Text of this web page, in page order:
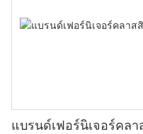
แบรนด์เฟอร์นิเจอร์คล